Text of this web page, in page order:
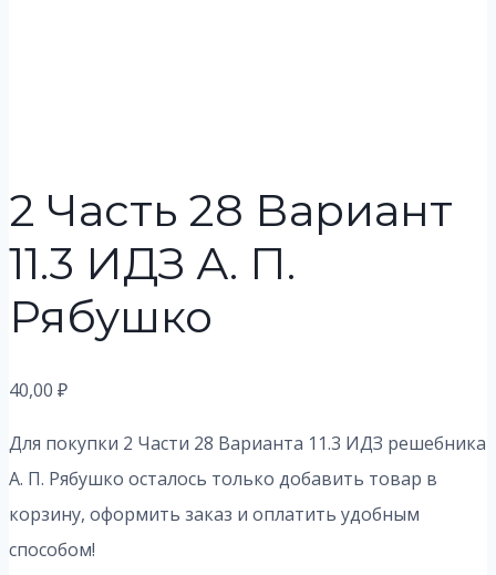
2 Часть 28 Вариант
11.3 ИДЗ А. П.
Рябушко
40,00 ₽
Для покупки 2 Части 28 Варианта 11.3 ИДЗ решебника
А. П. Рябушко осталось только добавить товар в
корзину, оформить заказ и оплатить удобным
способом!